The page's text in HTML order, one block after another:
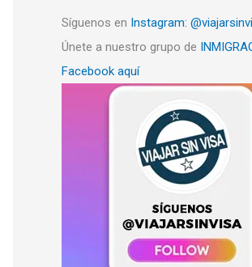
Síguenos en Instagram:
Únete a nuestro grupo de
Facebook aquí